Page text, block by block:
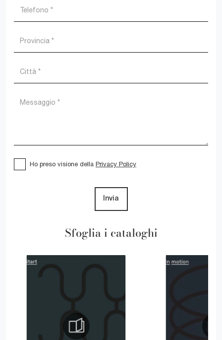
Sfoglia i cataloghi
Ho preso visione della Privacy Policy
Invia